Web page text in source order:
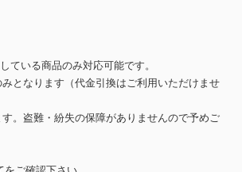
ている商品のみ対応可能です。
となります（代金引換はご利用いただけませ
。盗難・紛失の保障がありませんので予めご